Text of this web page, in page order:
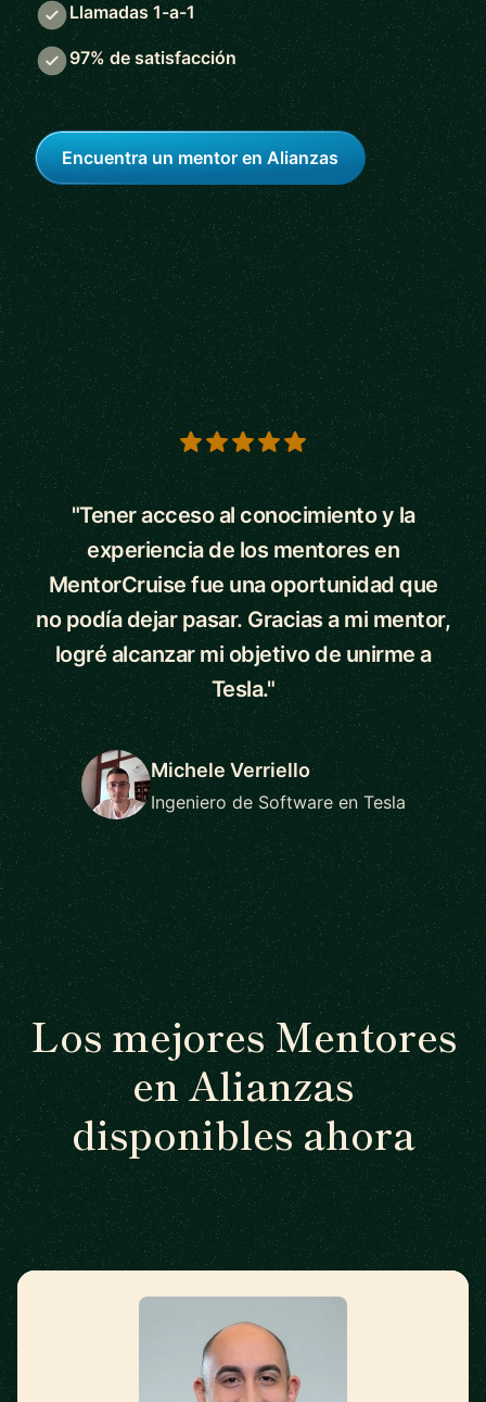
Llamadas 1-a-1
97% de satisfacción
Encuentra un mentor en Alianzas
5 out of 5 stars
"Tener acceso al conocimiento y la
experiencia de los mentores en
MentorCruise fue una oportunidad que
no podía dejar pasar. Gracias a mi mentor,
logré alcanzar mi objetivo de unirme a
Tesla."
Michele Verriello
Ingeniero de Software en Tesla
Los mejores Mentores
en Alianzas
disponibles ahora